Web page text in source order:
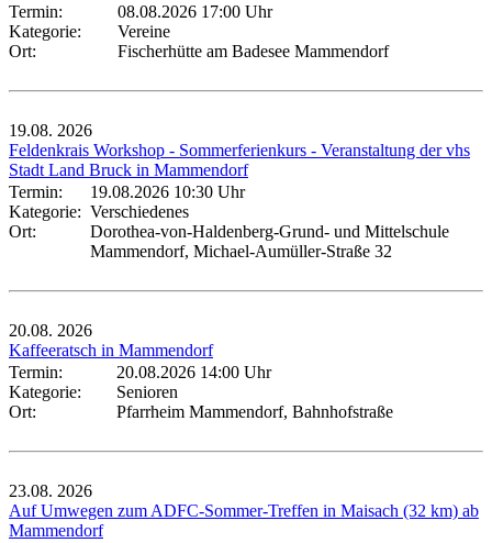
Termin:
08.08.2026 17:00 Uhr
Kategorie:
Vereine
Ort:
Fischerhütte am Badesee Mammendorf
19.08. 2026
Feldenkrais Workshop - Sommerferienkurs - Veranstaltung der vhs
Stadt Land Bruck in Mammendorf
Termin:
19.08.2026 10:30 Uhr
Kategorie: Verschiedenes
Ort:
Dorothea-von-Haldenberg-Grund- und Mittelschule
Mammendorf, Michael-Aumüller-Straße 32
20.08. 2026
Kaffeeratsch in Mammendorf
Termin:
20.08.2026 14:00 Uhr
Kategorie:
Senioren
Ort:
Pfarrheim Mammendorf, Bahnhofstraße
23.08. 2026
Auf Umwegen zum ADFC-Sommer-Treffen in Maisach (32 km) ab
Mammendorf